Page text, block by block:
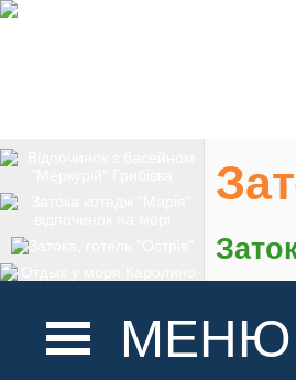
МЕНЮ